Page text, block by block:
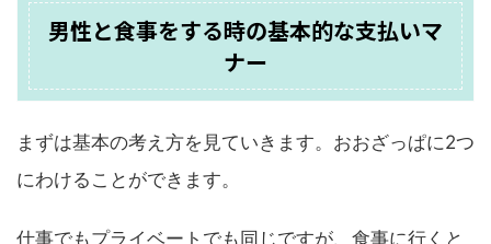
男性と食事をする時の基本的な支払いマ
ナー
まずは基本の考え方を見ていきます。おおざっぱに2つ
にわけることができます。
仕事でもプライベートでも同じですが、食事に行くと